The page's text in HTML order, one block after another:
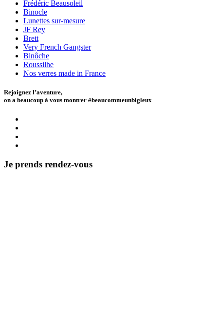
Frédéric Beausoleil
Binocle
Lunettes sur-mesure
JF Rey
Brett
Very French Gangster
Binôche
Roussilhe
Nos verres made in France
Rejoignez l’aventure,
on a beaucoup à vous montrer #beaucommeunbigleux
Je prends rendez-vous